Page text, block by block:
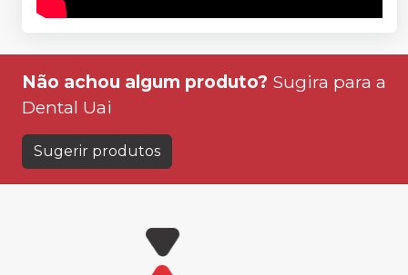
Não achou algum produto? Sugira para a
Dental Uai
Sugerir produtos